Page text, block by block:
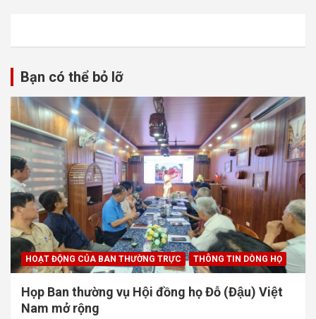
Bạn có thể bỏ lỡ
HOẠT ĐỘNG CỦA BAN THƯỜNG TRỰC THÔNG TIN DÒNG HỌ
Họp Ban thường vụ Hội đồng họ Đỗ (Đậu) Việt
Nam mở rộng